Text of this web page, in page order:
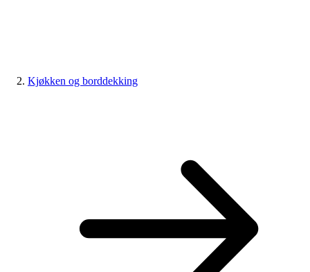
Kjøkken og borddekking